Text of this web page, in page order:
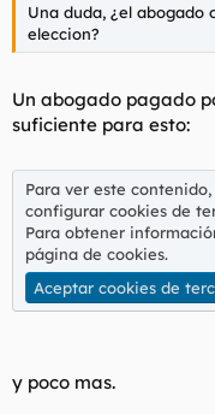
Una duda, ¿el abogado
eleccion?
Un abogado pagado
suficiente para esto:
Para ver este
configurar cookies de
Para obtener
página de cookies.
Aceptar cookies de
y poco mas.